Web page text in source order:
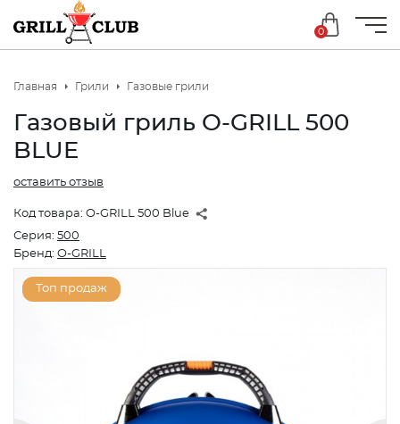
0
Главная Грили Газовые грили
Газовый гриль O-GRILL 500
BLUE
Код товара: O-GRILL 500 Blue
оставить отзыв
Бренд: O-GRILL
Серия: 500
Топ продаж